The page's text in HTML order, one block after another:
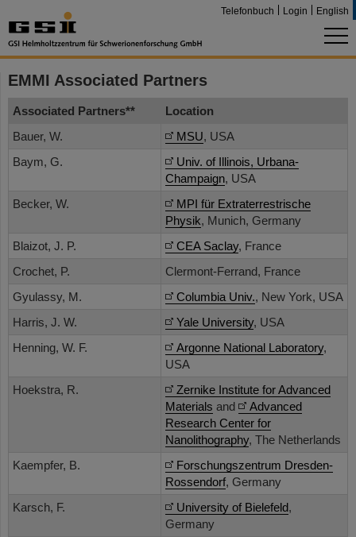
Telefonbuch Login English
EMMI Associated Partners
Associated Partners**
Location
Bauer, W.
MSU, USA
Baym, G.
Univ. of Illinois, Urbana-
Champaign, USA
Becker, W.
MPI für Extraterrestrische
Physik, Munich, Germany
Blaizot, J. P.
CEA Saclay, France
Crochet, P.
Clermont-Ferrand, France
Gyulassy, M.
Columbia Univ., New York, USA
Harris, J. W.
Yale University, USA
Henning, W. F.
Argonne National Laboratory,
USA
Hoekstra, R.
Zernike Institute for Advanced
Materials and
Advanced
Research Center for
Nanolithography, The Netherlands
Kaempfer, B.
Forschungszentrum Dresden-
Rossendorf, Germany
Karsch, F.
University of Bielefeld,
Germany